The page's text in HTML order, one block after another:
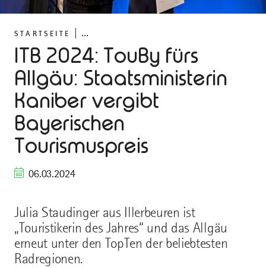
STARTSEITE ...
ITB 2024: TouBy fürs
Allgäu: Staatsministerin
Kaniber vergibt
Bayerischen
Tourismuspreis
06.03.2024
Julia Staudinger aus Illerbeuren ist
„Touristikerin des Jahres“ und das Allgäu
erneut unter den TopTen der beliebtesten
Radregionen.